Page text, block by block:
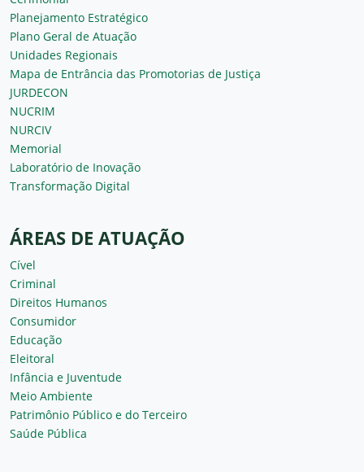
Planejamento Estratégico
Plano Geral de Atuação
Unidades Regionais
Mapa de Entrância das Promotorias de Justiça
JURDECON
NUCRIM
NURCIV
Memorial
Laboratório de Inovação
Transformação Digital
ÁREAS DE ATUAÇÃO
Cível
Criminal
Direitos Humanos
Consumidor
Educação
Eleitoral
Infância e Juventude
Meio Ambiente
Patrimônio Público e do Terceiro
Saúde Pública